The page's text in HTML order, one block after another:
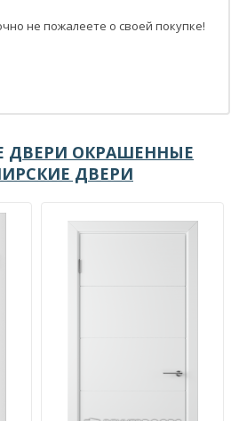
не пожалеете о своей покупке!
ДВЕРИ ОКРАШЕННЫЕ
ДВЕРИ